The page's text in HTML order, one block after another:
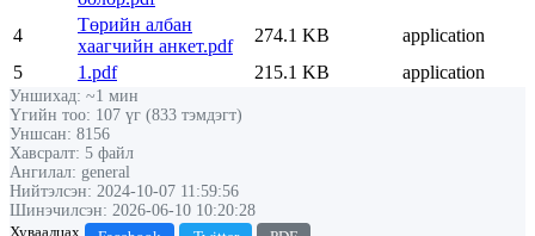
4
Төрийн албан
хаагчийн анкет.pdf
274.1 KB
application
5
1.pdf 215.1 KB application
Уншихад: ~1 мин
Үгийн тоо: 107 үг (833 тэмдэгт)
Уншсан: 8156
Хавсралт: 5 файл
Ангилал: general
Нийтэлсэн: 2024-10-07 11:59:56
Шинэчилсэн: 2026-06-10 10:20:28
Хуваалцах